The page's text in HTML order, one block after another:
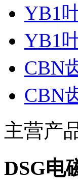
YB1
YB1
CBN
CBN
主营产
DSG电